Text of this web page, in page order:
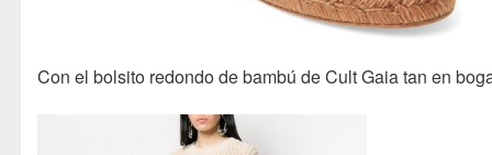
Con el bolsito redondo de bambú de Cult Gaia tan en